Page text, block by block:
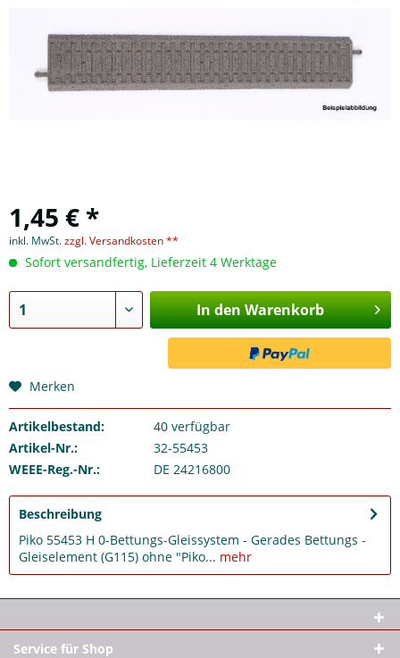
1,45 € *
inkl. MwSt.zzgl. Versandkosten **
Sofort versandfertig, Lieferzeit 4 Werktage
In den Warenkorb
Merken
Artikelbestand: 40verfügbar
Artikel-Nr.:
32-55453
WEEE-Reg.-Nr.:
DE 24216800
Beschreibung
Piko 55453 H 0-Bettungs-Gleissystem - Gerades Bettungs -
Gleiselement (G115) ohne "Piko... mehr
Service für Shop